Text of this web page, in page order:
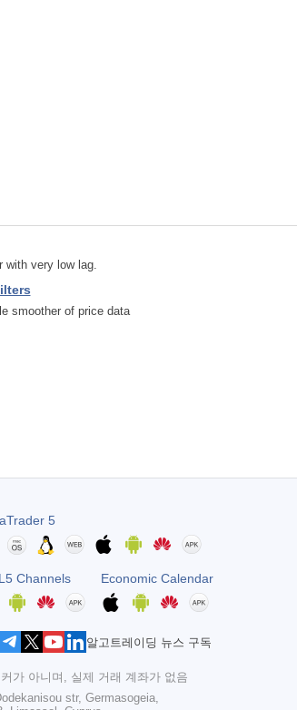
with very low lag.
smoother of price data
5
Channels Economic Calendar
알고트레이딩 뉴스 구독
가 아니며, 실제 거래 계좌가 없음
str, Germasogeia,